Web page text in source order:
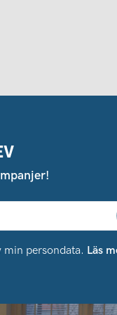
min persondata. Läs